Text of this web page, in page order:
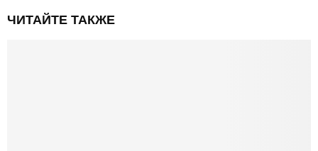
ЧИТАЙТЕ ТАКЖЕ